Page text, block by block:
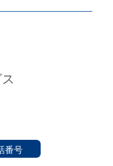
番号